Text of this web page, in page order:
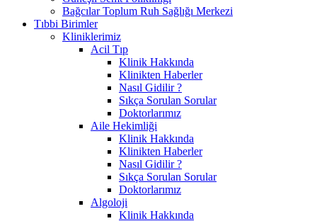
Bağcılar Toplum Ruh Sağlığı Merkezi
Tıbbi Birimler
Kliniklerimiz
Acil Tıp
Klinik Hakkında
Klinikten Haberler
Nasıl Gidilir ?
Sıkça Sorulan Sorular
Doktorlarımız
Aile Hekimliği
Klinik Hakkında
Klinikten Haberler
Nasıl Gidilir ?
Sıkça Sorulan Sorular
Doktorlarımız
Algoloji
Klinik Hakkında